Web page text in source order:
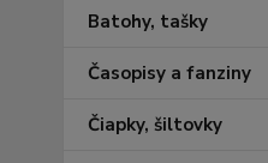
Batohy, tašky
Časopisy a fanziny
Čiapky, šiltovky